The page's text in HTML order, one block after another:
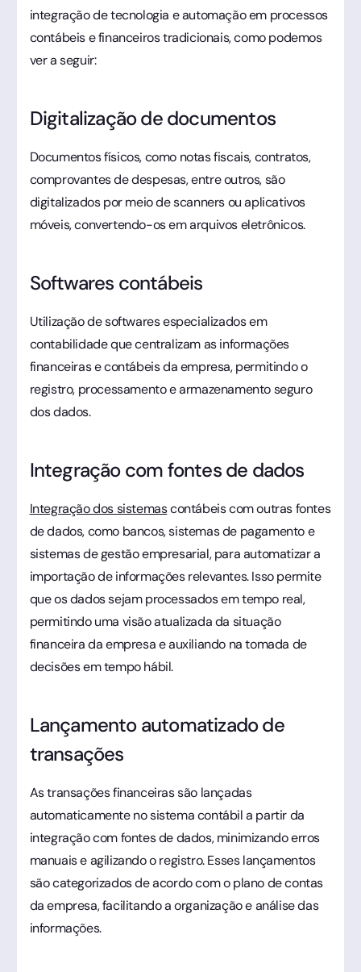
integração de tecnologia e automação em processos
contábeis e financeiros tradicionais, como podemos
ver a seguir:
Digitalização de documentos
Documentos físicos, como notas fiscais, contratos,
comprovantes de despesas, entre outros, são
digitalizados por meio de scanners ou aplicativos
móveis, convertendo-os em arquivos eletrônicos.
Softwares contábeis
Utilização de softwares especializados em
contabilidade que centralizam as informações
financeiras e contábeis da empresa, permitindo o
registro, processamento e armazenamento seguro
dos dados.
Integração com fontes de dados
Integração dos sistemascontábeis com outras fontes
de dados, como bancos, sistemas de pagamento e
sistemas de gestão empresarial, para automatizar a
importação de informações relevantes. Isso permite
que os dados sejam processados em tempo real,
permitindo uma visão atualizada da situação
financeira da empresa e auxiliando na tomada de
decisões em tempo hábil.
Lançamento automatizado de
transações
As transações financeiras são lançadas
automaticamente no sistema contábil a partir da
integração com fontes de dados, minimizando erros
manuais e agilizando o registro. Esses lançamentos
são categorizados de acordo com o plano de contas
da empresa, facilitando a organização e análise das
informações.